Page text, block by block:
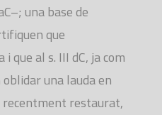
una base de
que
que al s. III dC, ja com
una lauda en
recentment restaurat,